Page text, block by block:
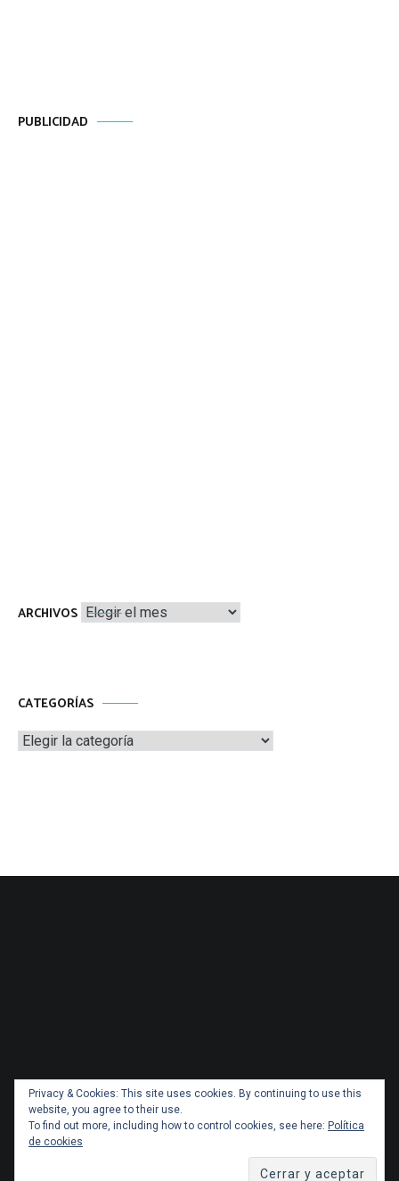
PUBLICIDAD
ARCHIVOS Archivos
CATEGORÍAS
Categorías
Copyright 2026 Administracionytransportes.cl Todos los
. Orgullosamente
Privacy & Cookies: This site uses cookies. By continuing to use this
website, you agree to their use.
To find out more, including how to control cookies, see here: Política
de cookies